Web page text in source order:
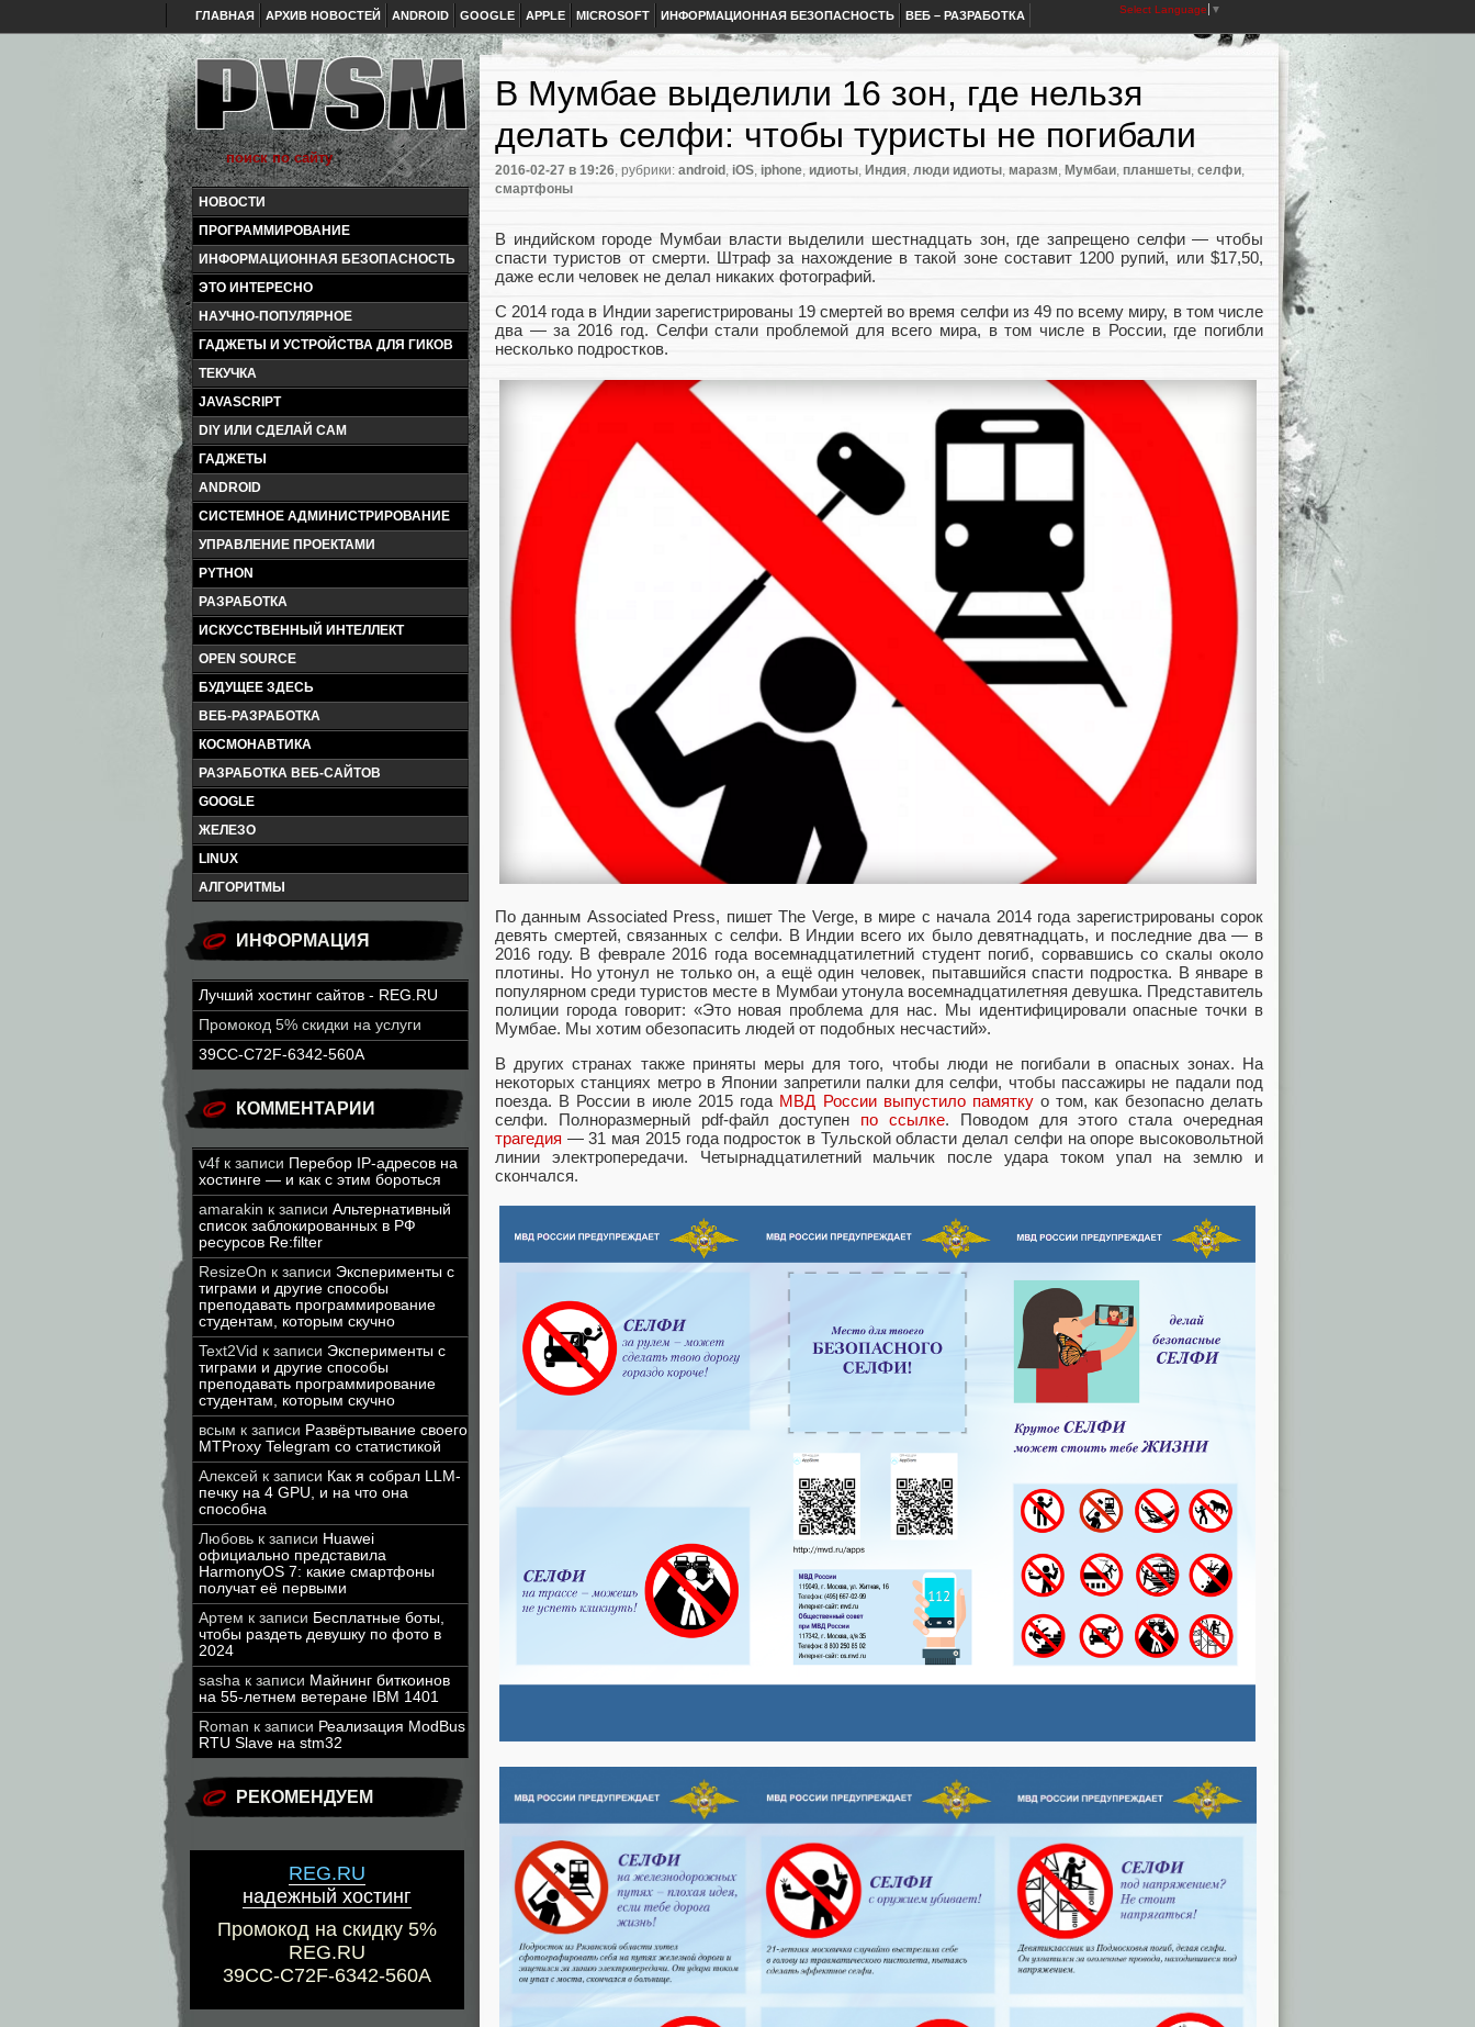
ГЛАВНАЯ АРХИВ НОВОСТЕЙ ANDROID GOOGLE APPLE MICROSOFT ИНФОРМАЦИОННАЯ БЕЗОПАСНОСТЬ ВЕБ – РАЗРАБОТКА Select Language ▼
НОВОСТИ
ПРОГРАММИРОВАНИЕ
ИНФОРМАЦИОННАЯ БЕЗОПАСНОСТЬ
ЭТО ИНТЕРЕСНО
НАУЧНО-ПОПУЛЯРНОЕ
ГАДЖЕТЫ И УСТРОЙСТВА ДЛЯ ГИКОВ
ТЕКУЧКА
JAVASCRIPT
DIY ИЛИ СДЕЛАЙ САМ
ГАДЖЕТЫ
ANDROID
СИСТЕМНОЕ АДМИНИСТРИРОВАНИЕ
УПРАВЛЕНИЕ ПРОЕКТАМИ
PYTHON
РАЗРАБОТКА
ИСКУССТВЕННЫЙ ИНТЕЛЛЕКТ
OPEN SOURCE
БУДУЩЕЕ ЗДЕСЬ
ВЕБ-РАЗРАБОТКА
КОСМОНАВТИКА
РАЗРАБОТКА ВЕБ-САЙТОВ
GOOGLE
ЖЕЛЕЗО
LINUX
АЛГОРИТМЫ
ИНФОРМАЦИЯ
Лучший хостинг сайтов - REG.RU
Промокод 5% скидки на услуги
39CC-C72F-6342-560A
КОММЕНТАРИИ
v4f к записи Перебор IP-адресов на
хостинге — и как с этим бороться
amarakin к записи Альтернативный
список заблокированных в РФ
ресурсов Re:filter
ResizeOn к записи Эксперименты с
тиграми и другие способы
преподавать программирование
студентам, которым скучно
Text2Vid к записи Эксперименты с
тиграми и другие способы
преподавать программирование
студентам, которым скучно
всым к записи Развёртывание своего
MTProxy Telegram со статистикой
Алексей к записи Как я собрал LLM-
печку на 4 GPU, и на что она
способна
Любовь к записи Huawei
официально представила
HarmonyOS 7: какие смартфоны
получат её первыми
Артем к записи Бесплатные боты,
чтобы раздеть девушку по фото в
2024
sasha к записи Майнинг биткоинов
на 55-летнем ветеране IBM 1401
Roman к записи Реализация ModBus
RTU Slave на stm32
РЕКОМЕНДУЕМ
REG.RU
надежный хостинг
Промокод на скидку 5%
REG.RU
39CC-C72F-6342-560A
В Мумбае выделили 16 зон, где нельзя
делать селфи: чтобы туристы не погибали
2016-02-27 в 19:26, рубрики: android , iOS, iphone, идиоты, Индия, люди идиоты, маразм, Мумбаи, планшеты, селфи,
смартфоны
В индийском городе Мумбаи власти выделили шестнадцать зон, где запрещено селфи — чтобы
спасти туристов от смерти. Штраф за нахождение в такой зоне составит 1200 рупий, или $17,50,
даже если человек не делал никаких фотографий.
С 2014 года в Индии зарегистрированы 19 смертей во время селфи из 49 по всему миру, в том числе
два — за 2016 год. Селфи стали проблемой для всего мира, в том числе в России, где погибли
несколько подростков.
По данным Associated Press, пишет The Verge, в мире с начала 2014 года зарегистрированы сорок
девять смертей, связанных с селфи. В Индии всего их было девятнадцать, и последние два — в
2016 году. В феврале 2016 года восемнадцатилетний студент погиб, сорвавшись со скалы около
плотины. Но утонул не только он, а ещё один человек, пытавшийся спасти подростка. В январе в
популярном среди туристов месте в Мумбаи утонула восемнадцатилетняя девушка. Представитель
полиции города говорит: «Это новая проблема для нас. Мы идентифицировали опасные точки в
Мумбае. Мы хотим обезопасить людей от подобных несчастий».
В других странах также приняты меры для того, чтобы люди не погибали в опасных зонах. На
некоторых станциях метро в Японии запретили палки для селфи, чтобы пассажиры не падали под
поезда. В России в июле 2015 года МВД России выпустило памяткуо том, как безопасно делать
селфи. Полноразмерный pdf-файл доступен по ссылке. Поводом для этого стала очередная
трагедия — 31 мая 2015 года подросток в Тульской области делал селфи на опоре высоковольтной
линии электропередачи. Четырнадцатилетний мальчик после удара током упал на землю и
скончался.